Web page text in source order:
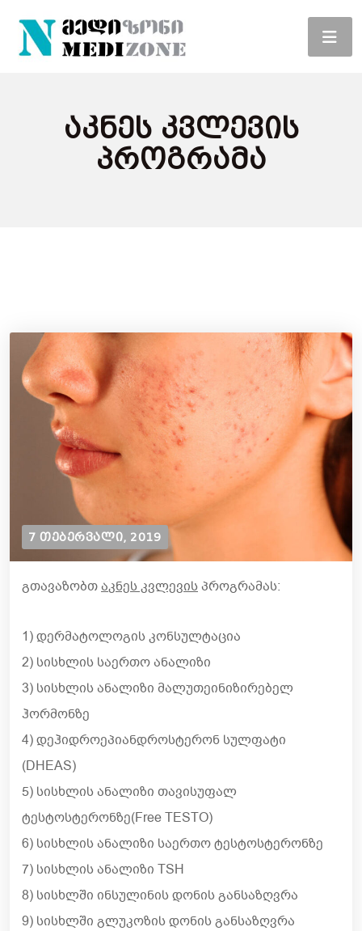
Აკნეს Კვლევის
Პროგრამა
7 ᲗᲔᲑᲔᲠᲕᲐᲚᲘ, 2019
გთავაზობთაკნეს კვლევისპროგრამას:
1) დერმატოლოგის კონსულტაცია
2) სისხლის საერთო ანალიზი
3) სისხლის ანალიზი მალუთეინიზირებელ
ჰორმონზე
4) დეჰიდროეპიანდროსტერონ სულფატი
(DHEAS)
5) სისხლის ანალიზი თავისუფალ
ტესტოსტერონზე(Free TESTO)
6) სისხლის ანალიზი საერთო ტესტოსტერონზე
7) სისხლის ანალიზი TSH
8) სისხლში ინსულინის დონის განსაზღვრა
9) სისხლში გლუკოზის დონის განსაზღვრა